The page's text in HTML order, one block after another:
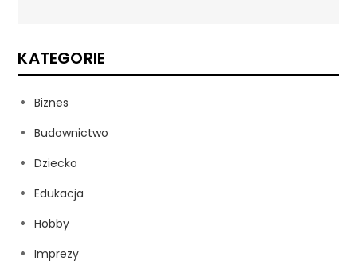
KATEGORIE
Biznes
Budownictwo
Dziecko
Edukacja
Hobby
Imprezy